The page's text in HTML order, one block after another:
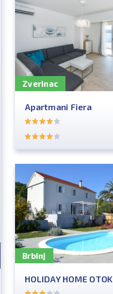
Zverinac
Apartmani Fiera
Brbinj
HOLIDAY HOME OTOK